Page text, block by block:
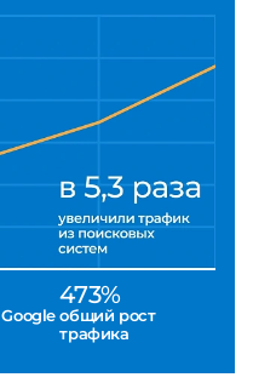
473%
общий рост
трафика